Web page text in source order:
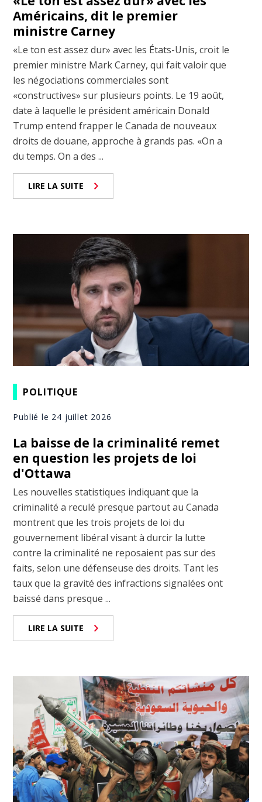
Américains, dit le premier
ministre Carney
«Le ton est assez dur» avec les États-Unis, croit le
premier ministre Mark Carney, qui fait valoir que
les négociations commerciales sont
«constructives» sur plusieurs points. Le 19 août,
date à laquelle le président américain Donald
Trump entend frapper le Canada de nouveaux
droits de douane, approche à grands pas. «On a
du temps. On a des ...
LIRE LA SUITE
POLITIQUE
Publié le 24 juillet 2026
La baisse de la criminalité remet
en question les projets de loi
d'Ottawa
Les nouvelles statistiques indiquant que la
criminalité a reculé presque partout au Canada
montrent que les trois projets de loi du
gouvernement libéral visant à durcir la lutte
contre la criminalité ne reposaient pas sur des
faits, selon une défenseuse des droits. Tant les
taux que la gravité des infractions signalées ont
baissé dans presque ...
LIRE LA SUITE